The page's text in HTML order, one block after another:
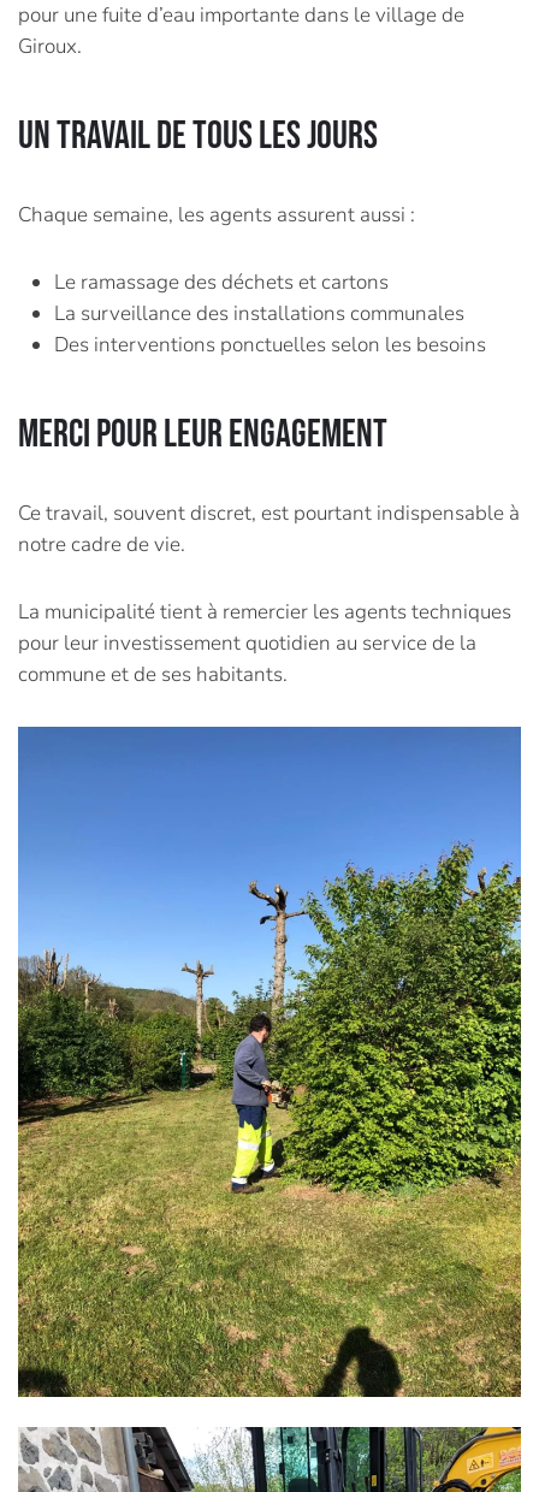
pour une fuite d’eau importante dans le village de
Giroux.
Un travail de tous les jours
Chaque semaine, les agents assurent aussi :
Le ramassage des déchets et cartons
La surveillance des installations communales
Des interventions ponctuelles selon les besoins
Merci pour leur engagement
Ce travail, souvent discret, est pourtant indispensable à
notre cadre de vie.
La municipalité tient à remercier les agents techniques
pour leur investissement quotidien au service de la
commune et de ses habitants.